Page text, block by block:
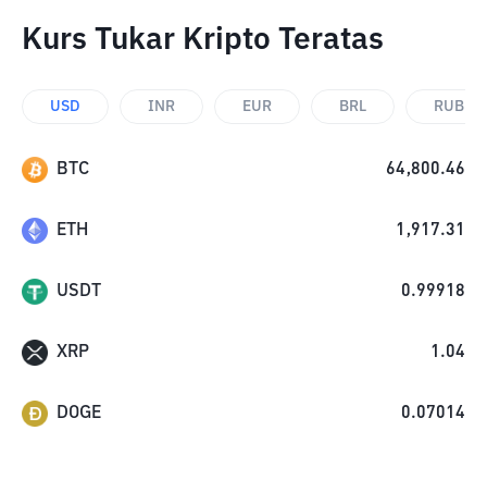
Kurs Tukar Kripto Teratas
USD INR EUR BRL RUB
BTC 64,800.46
ETH 1,917.31
USDT 0.99918
XRP 1.04
DOGE 0.07014